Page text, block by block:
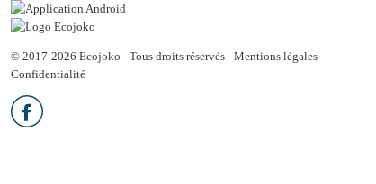
© 2017-2026 Ecojoko - Tous droits réservés -Mentions légales -
Confidentialité